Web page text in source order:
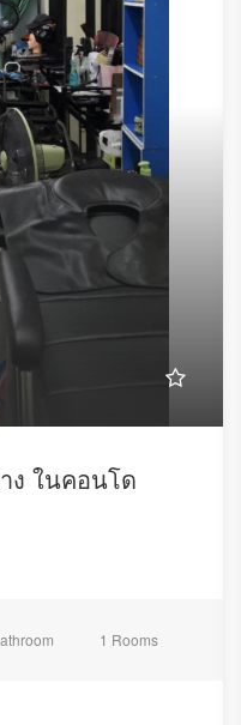
ง ในคอนโด
1 Rooms